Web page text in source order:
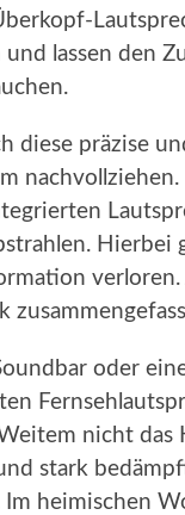
lassen den
diese präzise
Hierbei
oder
nicht das
stark
heimischen